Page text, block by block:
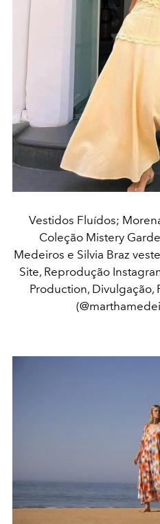
Vestidos Fluídos;
Coleção Mistery
Medeiros e Silvia Braz
Site, Reprodução
Production, Divulgação,